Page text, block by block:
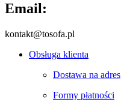
Email:
kontakt@tosofa.pl
Obsługa klienta
Dostawa na adres
Formy płatności